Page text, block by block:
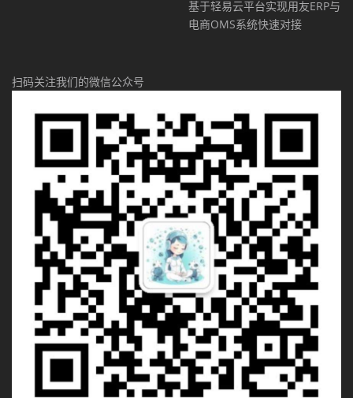
基于轻易云平台实现用友ERP与
电商OMS系统快速对接
扫码关注我们的微信公众号